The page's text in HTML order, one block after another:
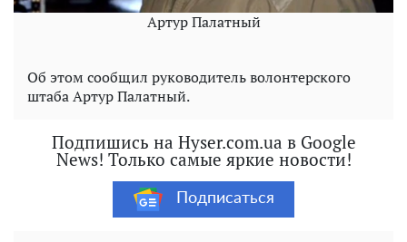
Артур Палатный
Об этом сообщил руководитель волонтерского
штаба Артур Палатный.
Подпишись на Hyser.com.ua в Google
News! Только самые яркие новости!
Подписаться